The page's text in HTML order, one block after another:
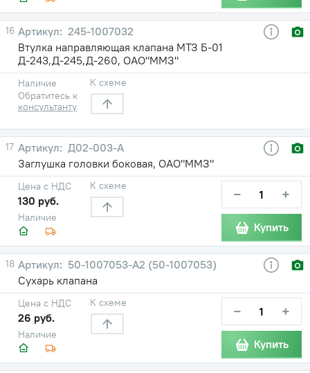
16
245-1007032
Втулка направляющая клапана МТЗ Б-01
Д-243,Д-245,Д-260, ОАО"ММЗ"
Наличие
Обратитесь к
консультанту
К схеме
17
Д02-003-А
Заглушка головки боковая, ОАО"ММЗ"
Наличие
Цена с НДС
130 руб.
К схеме − +
Купить
18
50-1007053-А2 (50-1007053)
Сухарь клапана
Наличие
Цена с НДС
26 руб.
К схеме − +
Купить